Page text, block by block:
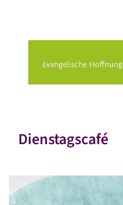
Dienstagscafé